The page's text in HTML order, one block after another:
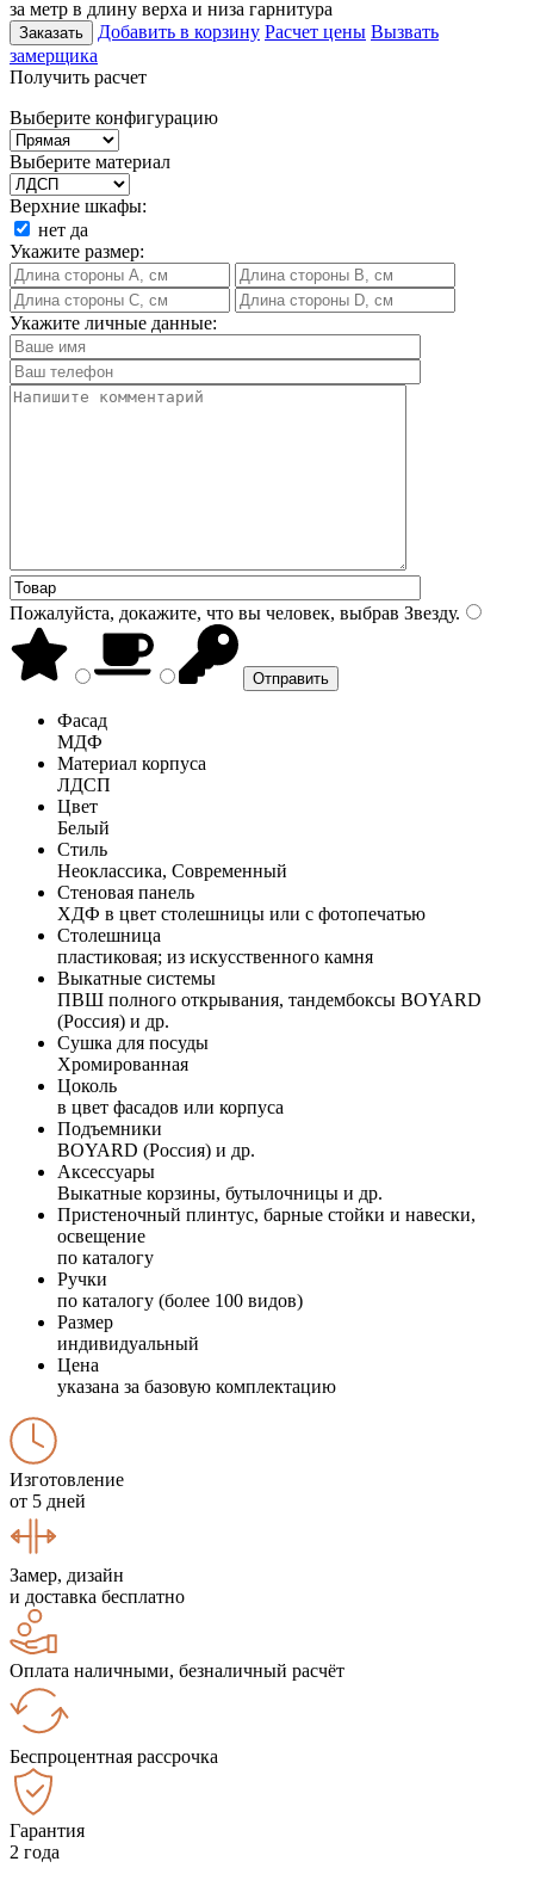
за метр в длину верха и низа гарнитура
Заказать Добавить в корзину Расчет цены Вызвать
замерщика
Получить расчет
Выберите конфигурацию
Выберите материал
Верхние шкафы:
нет да
Укажите размер:
Укажите личные данные:
Пожалуйста, докажите, что вы человек, выбрав Звезду.
Фасад
МДФ
Материал корпуса
ЛДСП
Цвет
Белый
Стиль
Неоклассика, Современный
Стеновая панель
ХДФ в цвет столешницы или с фотопечатью
Столешница
пластиковая; из искусственного камня
Выкатные системы
ПВШ полного открывания, тандембоксы BOYARD
(Россия) и др.
Сушка для посуды
Хромированная
Цоколь
в цвет фасадов или корпуса
Подъемники
BOYARD (Россия) и др.
Аксессуары
Выкатные корзины, бутылочницы и др.
Пристеночный плинтус, барные стойки и навески,
освещение
по каталогу
Ручки
по каталогу (более 100 видов)
Размер
индивидуальный
Цена
указана за базовую комплектацию
Изготовление
от 5 дней
Замер, дизайн
и доставка бесплатно
Оплата наличными, безналичный расчёт
Беспроцентная рассрочка
Гарантия
2 года